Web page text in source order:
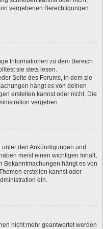
vergebenen Berechtigungen
Informationen zu dem Bereich
sie stets lesen.
Seite des Forums, in dem sie
hängt es von deinen
erstellen kannst oder nicht. Die
vergeben.
den Ankündigungen und
meist einen wichtigen Inhalt,
Bekanntmachungen hängt es von
erstellen kannst oder
ein.
nicht mehr geantwortet werden